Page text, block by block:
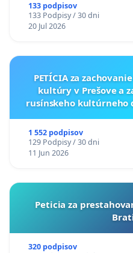
133 podpisov
133 Podpisy / 30 dni
20 Jul 2026
PETÍCIA za
kultúry v Prešove a
rusínskeho kultúrneho
1 552 podpisov
129 Podpisy / 30 dni
11 Jun 2026
Peticia za
320 podpisov